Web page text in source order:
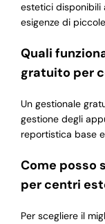
estetici disponibili
esigenze di
Quali
gratuito per
Un gestionale
gestione degli
reportistica base
Come posso
per centri
Per scegliere il